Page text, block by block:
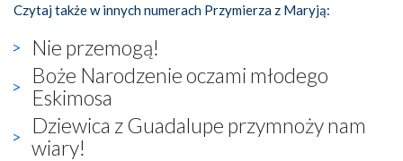
Czytaj także w innych numerach Przymierza z Maryją:
Nie przemogą!
Boże Narodzenie oczami młodego
Eskimosa
Dziewica z Guadalupe przymnoży nam
wiary!